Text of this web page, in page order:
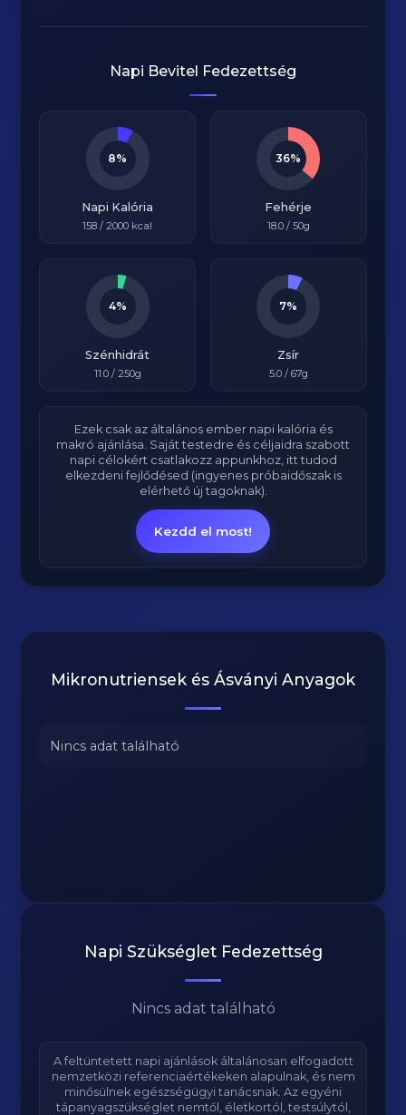
Napi Bevitel Fedezettség
8%
Napi Kalória
158 /2000 kcal
36%
Fehérje
18.0/ 50g
4%
Szénhidrát
11.0/ 250g
7%
Zsír
5.0/ 67g
Ezek csak az általános ember napi kalória és
makró ajánlása. Saját testedre és céljaidra szabott
napi célokért csatlakozz appunkhoz, itt tudod
elkezdeni fejlődésed (ingyenes próbaidőszak is
elérhető új tagoknak).
Kezdd el most!
Mikronutriensek és Ásványi Anyagok
Nincs adat található
Napi Szükséglet Fedezettség
Nincs adat található
A feltüntetett napi ajánlások általánosan elfogadott
nemzetközi referenciaértékeken alapulnak, és nem
minősülnek egészségügyi tanácsnak. Az egyéni
tápanyagszükséglet nemtől, életkortól, testsúlytól,